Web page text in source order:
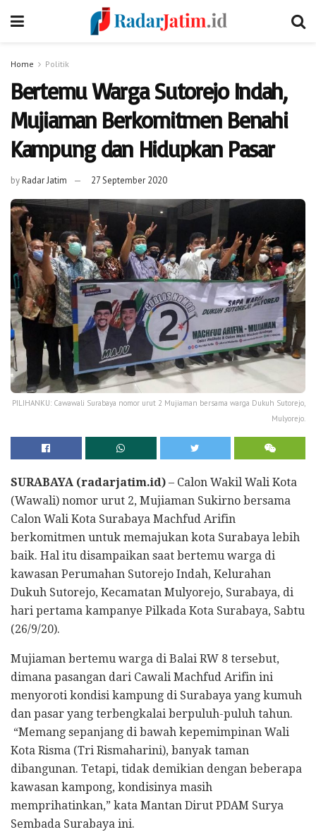
Home Politik
Bertemu Warga Sutorejo Indah,
Mujiaman Berkomitmen Benahi
Kampung dan Hidupkan Pasar
byRadar Jatim 27 September 2020
PILIHANKU: Cawawali Surabaya nomor urut 2 Mujiaman bersama warga Dukuh Sutorejo,
Mulyorejo.
SURABAYA (radarjatim.id) – Calon Wakil Wali Kota
(Wawali) nomor urut 2, Mujiaman Sukirno bersama
Calon Wali Kota Surabaya Machfud Arifin
berkomitmen untuk memajukan kota Surabaya lebih
baik. Hal itu disampaikan saat bertemu warga di
kawasan Perumahan Sutorejo Indah, Kelurahan
Dukuh Sutorejo, Kecamatan Mulyorejo, Surabaya, di
hari pertama kampanye Pilkada Kota Surabaya, Sabtu
(26/9/20).
Mujiaman bertemu warga di Balai RW 8 tersebut,
dimana pasangan dari Cawali Machfud Arifin ini
menyoroti kondisi kampung di Surabaya yang kumuh
dan pasar yang terbengkalai berpuluh-puluh tahun.
“Memang sepanjang di bawah kepemimpinan Wali
Kota Risma (Tri Rismaharini), banyak taman
dibangunan. Tetapi, tidak demikian dengan beberapa
kawasan kampong, kondisinya masih
memprihatinkan,” kata Mantan Dirut PDAM Surya
Sembada Surabaya ini.